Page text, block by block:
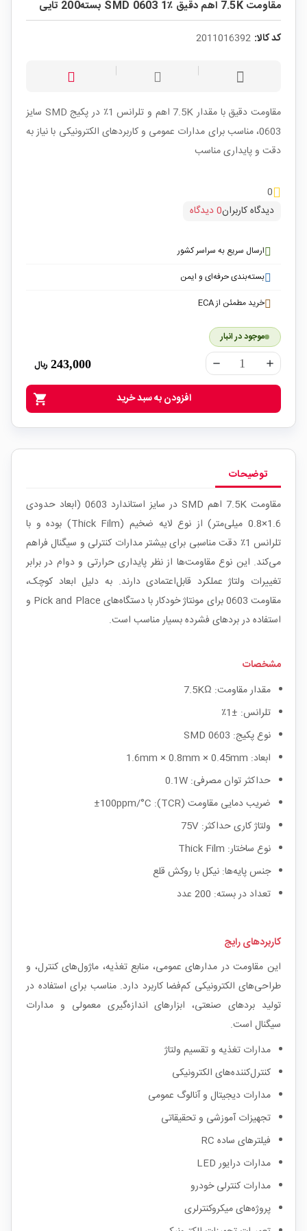
مقاومت 7.5K اهم دقیق ٪1 SMD 0603 بسته200 تایی
کد کالا: 2011016392
مقاومت دقیق با مقدار 7.5K اهم و تلرانس 1٪ در پکیج SMD سایز
0603، مناسب برای مدارات عمومی و کاربردهای الکترونیکی با نیاز به
دقت و پایداری مناسب
0
دیدگاه کاربران0 دیدگاه
ارسال سریع به سراسر کشور
بسته‌بندی حرفه‌ای و ایمن
خرید مطمئن از ECA
موجود در انبار
remove add
243,000 ریال
shopping_cart افزودن به سبد خرید
توضیحات
مقاومت 7.5K اهم SMD در سایز استاندارد 0603 (ابعاد حدودی
1.6×0.8 میلی‌متر) از نوع لایه ضخیم (Thick Film) بوده و با
تلرانس 1٪ دقت مناسبی برای بیشتر مدارات کنترلی و سیگنال فراهم
می‌کند. این نوع مقاومت‌ها از نظر پایداری حرارتی و دوام در برابر
تغییرات ولتاژ عملکرد قابل‌اعتمادی دارند. به دلیل ابعاد کوچک،
مقاومت 0603 برای مونتاژ خودکار با دستگاه‌های Pick and Place و
استفاده در بردهای فشرده بسیار مناسب است.
مشخصات
مقدار مقاومت: 7.5KΩ
تلرانس: ±1٪
نوع پکیج: SMD 0603
ابعاد: 1.6mm × 0.8mm × 0.45mm
حداکثر توان مصرفی: 0.1W
ضریب دمایی مقاومت (TCR): ±100ppm/°C
ولتاژ کاری حداکثر: 75V
نوع ساختار: Thick Film
جنس پایه‌ها: نیکل با روکش قلع
تعداد در بسته: 200 عدد
کاربردهای رایج
این مقاومت در مدارهای عمومی، منابع تغذیه، ماژول‌های کنترل، و
طراحی‌های الکترونیکی کم‌فضا کاربرد دارد. مناسب برای استفاده در
تولید بردهای صنعتی، ابزارهای اندازه‌گیری معمولی و مدارات
سیگنال است.
مدارات تغذیه و تقسیم ولتاژ
کنترل‌کننده‌های الکترونیکی
مدارات دیجیتال و آنالوگ عمومی
تجهیزات آموزشی و تحقیقاتی
فیلترهای ساده RC
مدارات درایور LED
مدارات کنترلی خودرو
پروژه‌های میکروکنترلری